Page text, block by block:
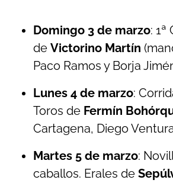
Domingo 3 de marzo: 1ª
de Victorino Martín
Paco Ramos y Borja
Lunes 4 de marzo:
Toros de Fermín
Cartagena, Diego
Martes 5 de marzo:
caballos. Erales de